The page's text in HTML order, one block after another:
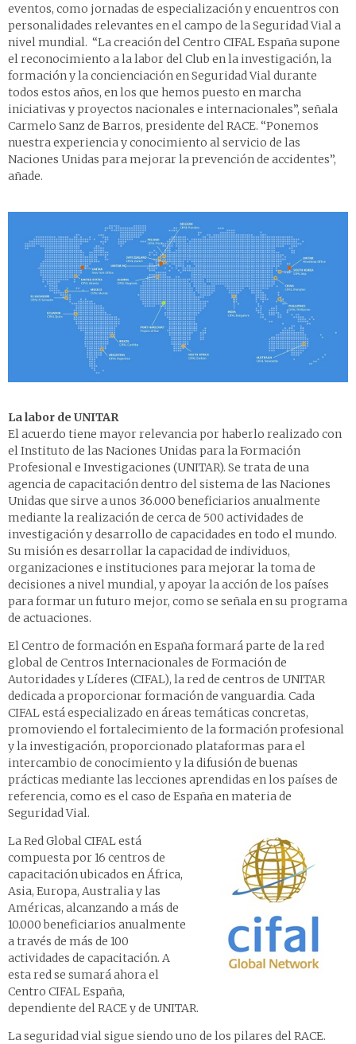
eventos, como jornadas de especialización y encuentros con
personalidades relevantes en el campo de la Seguridad Vial a
nivel mundial. “La creación del Centro CIFAL España supone
el reconocimiento a la labor del Club en la investigación, la
formación y la concienciación en Seguridad Vial durante
todos estos años, en los que hemos puesto en marcha
iniciativas y proyectos nacionales e internacionales”, señala
Carmelo Sanz de Barros, presidente del RACE. “Ponemos
nuestra experiencia y conocimiento al servicio de las
Naciones Unidas para mejorar la prevención de accidentes”,
añade.
La labor de UNITAR
El acuerdo tiene mayor relevancia por haberlo realizado con
el Instituto de las Naciones Unidas para la Formación
Profesional e Investigaciones (UNITAR). Se trata de una
agencia de capacitación dentro del sistema de las Naciones
Unidas que sirve a unos 36.000 beneficiarios anualmente
mediante la realización de cerca de 500 actividades de
investigación y desarrollo de capacidades en todo el mundo.
Su misión es desarrollar la capacidad de individuos,
organizaciones e instituciones para mejorar la toma de
decisiones a nivel mundial, y apoyar la acción de los países
para formar un futuro mejor, como se señala en su programa
de actuaciones.
El Centro de formación en España formará parte de la red
global de Centros Internacionales de Formación de
Autoridades y Líderes (CIFAL), la red de centros de UNITAR
dedicada a proporcionar formación de vanguardia. Cada
CIFAL está especializado en áreas temáticas concretas,
promoviendo el fortalecimiento de la formación profesional
y la investigación, proporcionado plataformas para el
intercambio de conocimiento y la difusión de buenas
prácticas mediante las lecciones aprendidas en los países de
referencia, como es el caso de España en materia de
Seguridad Vial.
La Red Global CIFAL está
compuesta por 16 centros de
capacitación ubicados en África,
Asia, Europa, Australia y las
Américas, alcanzando a más de
10.000 beneficiarios anualmente
a través de más de 100
actividades de capacitación. A
esta red se sumará ahora el
Centro CIFAL España,
dependiente del RACE y de UNITAR.
La seguridad vial sigue siendo uno de los pilares del RACE.